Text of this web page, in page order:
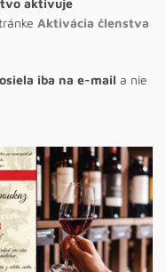
aktivuje
Aktivácia členstva
iba na e-mail a nie